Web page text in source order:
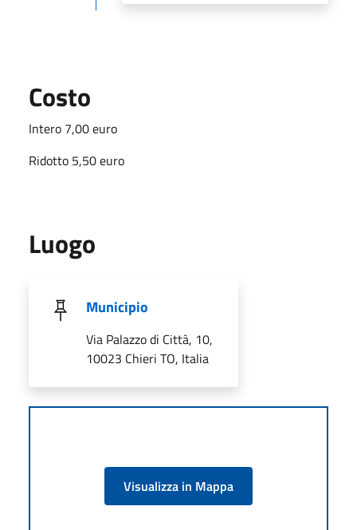
Costo
Intero 7,00 euro
Ridotto 5,50 euro
Luogo
Municipio
Via Palazzo di Città, 10,
10023 Chieri TO, Italia
Visualizza in Mappa